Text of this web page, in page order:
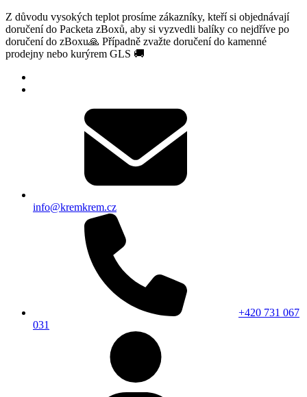
Z důvodu vysokých teplot prosíme zákazníky, kteří si objednávají
doručení do Packeta zBoxů, aby si vyzvedli balíky co nejdříve po
doručení do zBoxu🙏 Případně zvažte doručení do kamenné
prodejny nebo kurýrem GLS 🚚
info@kremkrem.cz
+420 731 067
031